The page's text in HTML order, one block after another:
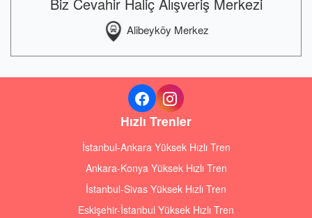
Alibeyköy Merkez
Hızlı Trenler
İstanbul-Ankara Yüksek Hızlı Tren
Ankara-Konya Yüksek Hızlı Tren
İstanbul-Sivas Yüksek Hızlı Tren
Eskişehir-İstanbul Yüksek Hızlı Tren